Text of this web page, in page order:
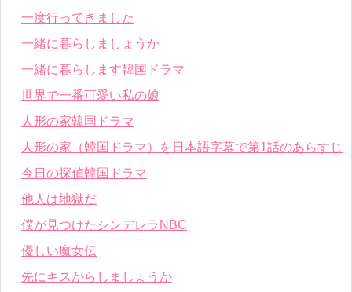
一度行ってきました
一緒に暮らしましょうか
一緒に暮らします韓国ドラマ
世界で一番可愛い私の娘
人形の家韓国ドラマ
人形の家（韓国ドラマ）を日本語字幕で第1話のあらすじ
今日の探偵韓国ドラマ
他人は地獄だ
僕が見つけたシンデレラNBC
優しい魔女伝
先にキスからしましょうか